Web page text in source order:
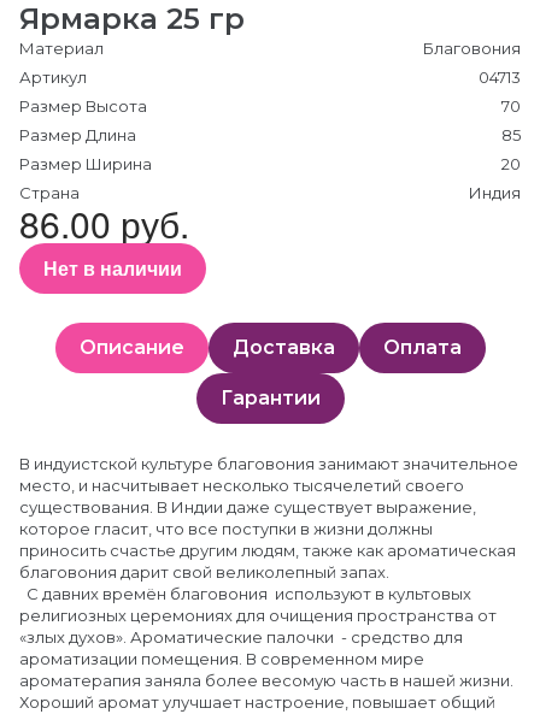
Ярмарка 25 гр
Материал
Благовония
Артикул
04713
Размер Высота
70
Размер Длина
85
Размер Ширина
20
Страна
Индия
86.00 руб.
Нет в наличии
Описание Доставка Оплата
Гарантии
В индуистской культуре благовония занимают значительное
место, и насчитывает несколько тысячелетий своего
существования. В Индии даже существует выражение,
которое гласит, что все поступки в жизни должны
приносить счастье другим людям, также как ароматическая
благовония дарит свой великолепный запах.
С давних времён благовония используют в культовых
религиозных церемониях для очищения пространства от
«злых духов». Ароматические палочки - средство для
ароматизации помещения. В современном мире
ароматерапия заняла более весомую часть в нашей жизни.
Хороший аромат улучшает настроение, повышает общий